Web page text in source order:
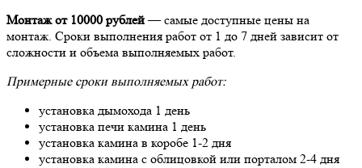
Монтаж от 10000 рублей— самые доступные цены на
монтаж. Сроки выполнения работ от 1 до 7 дней зависит от
сложности и объема выполняемых работ.
Примерные сроки выполняемых работ:
установка дымохода 1 день
установка печи камина 1 день
установка камина в коробе 1-2 дня
установка камина с облицовкой или порталом 2-4 дня